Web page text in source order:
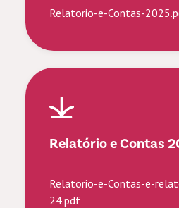
Relatorio-e-Contas-
Relatório e Contas
Relatorio-e-Contas-e-
24.pdf